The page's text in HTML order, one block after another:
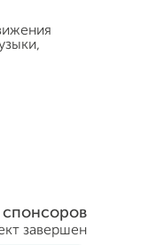
спонсоров
завершен